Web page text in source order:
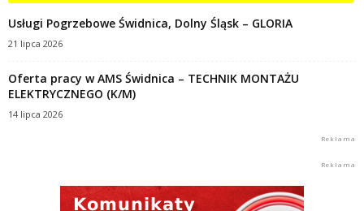
Usługi Pogrzebowe Świdnica, Dolny Śląsk – GLORIA
21 lipca 2026
Oferta pracy w AMS Świdnica – TECHNIK MONTAŻU
ELEKTRYCZNEGO (K/M)
14 lipca 2026